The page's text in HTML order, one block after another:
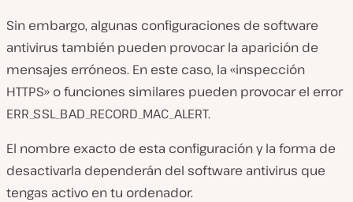
Sin embargo, algunas configuraciones de software
antivirus también pueden provocar la aparición de
mensajes erróneos. En este caso, la «inspección
HTTPS» o funciones similares pueden provocar el error
ERR_SSL_BAD_RECORD_MAC_ALERT.
El nombre exacto de esta configuración y la forma de
desactivarla dependerán del software antivirus que
tengas activo en tu ordenador.